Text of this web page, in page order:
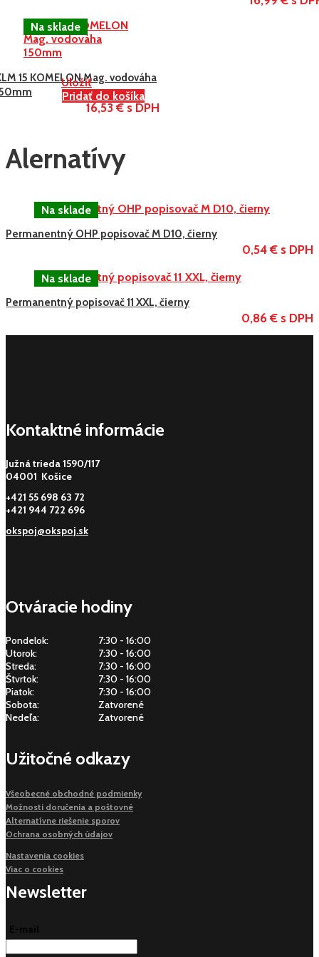
Uložiť
Pridať do košíka
15 KOMELON Mag. vodováha
16,53 € s DPH
Alernatívy
Permanentný OHP popisovač M D10, čierny
0,54 € s DPH
Permanentný popisovač 11 XXL, čierny
0,86 € s DPH
Kontaktné informácie
Južná trieda 1590/117
04001 Košice
+421 55 698 63 72
+421 944 722 696
okspoj@okspoj.sk
Otváracie hodiny
Pondelok:
7:30 - 16:00
Utorok:
7:30 - 16:00
Streda:
7:30 - 16:00
Štvrtok:
7:30 - 16:00
Piatok:
7:30 - 16:00
Sobota:
Zatvorené
Nedeľa:
Zatvorené
Užitočné odkazy
Všeobecné obchodné podmienky
Možnosti doručenia a poštovné
Alternatívne riešenie sporov
Ochrana osobných údajov
Nastavenia cookies
Viac o cookies
Newsletter
E-mail